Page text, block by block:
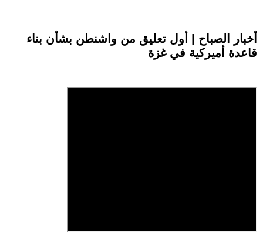
أخبار الصباح | أول تعليق من واشنطن بشأن بناء
قاعدة أميركية في غزة